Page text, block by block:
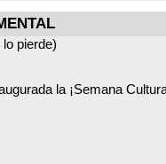
(solo 25), así que no
pierde)
la ¡Semana